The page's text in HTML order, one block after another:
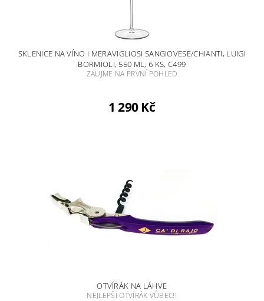
SKLENICE NA VÍNO I MERAVIGLIOSI SANGIOVESE/CHIANTI, LUIGI
BORMIOLI, 550 ML, 6 KS, C499
ZAUJME NA PRVNÍ POHLED
1 290 Kč
OTVÍRÁK NA LÁHVE
NEJLEPŠÍ OTVÍRÁK VŮBEC!!